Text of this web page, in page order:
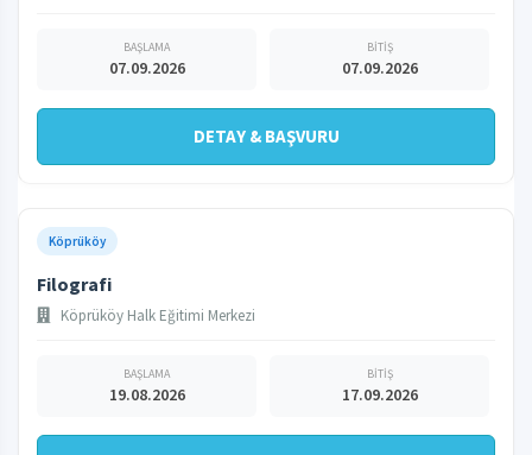
BAŞLAMA
07.09.2026
BİTİŞ
07.09.2026
DETAY & BAŞVURU
Köprüköy
Filografi
Köprüköy Halk Eğitimi Merkezi
BAŞLAMA
19.08.2026
BİTİŞ
17.09.2026